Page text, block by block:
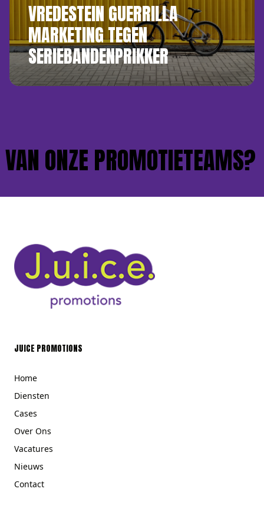
VREDESTEIN GUERRILLA
MARKETING TEGEN
SERIEBANDENPRIKKER
ONZE PROMOTIETEAMS?
JUICE PROMOTIONS
Home
Diensten
Cases
Over Ons
Vacatures
Nieuws
Contact